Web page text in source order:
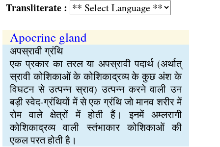
:
Apocrine gland
अपस्रावी ग्रंथि
एक प्रकार का तरल या अपस्रावी पदार्थ (अर्थात्
स्रावी कोशिकाओं के कोशिकाद्रव्य के कुछ अंश के
विघटन से उत्पन्न स्राव) उत्पन्न करने वाली उन
बड़ी स्वेद-ग्रंथियों में से एक ग्रंथि जो मानव शरीर में
रोम वाले क्षेत्रों में होती हैं। इनमें अम्लरागी
कोशिकाद्रव्य वाली स्तंभाकार कोशिकाओं की
एकल परत होती है।